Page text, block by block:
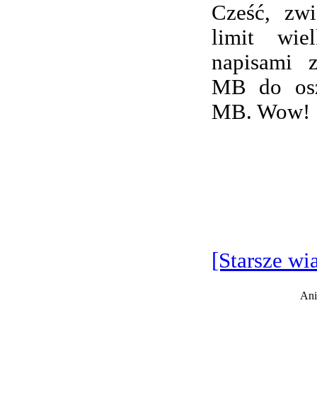
Cześć,
limit
napisami
MB do
MB. Wow!
[Starsze